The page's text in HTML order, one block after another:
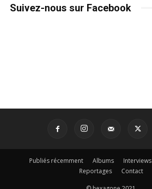
Suivez-nous sur Facebook
Publiés récemment Albums Interviews
Reportages
Contact